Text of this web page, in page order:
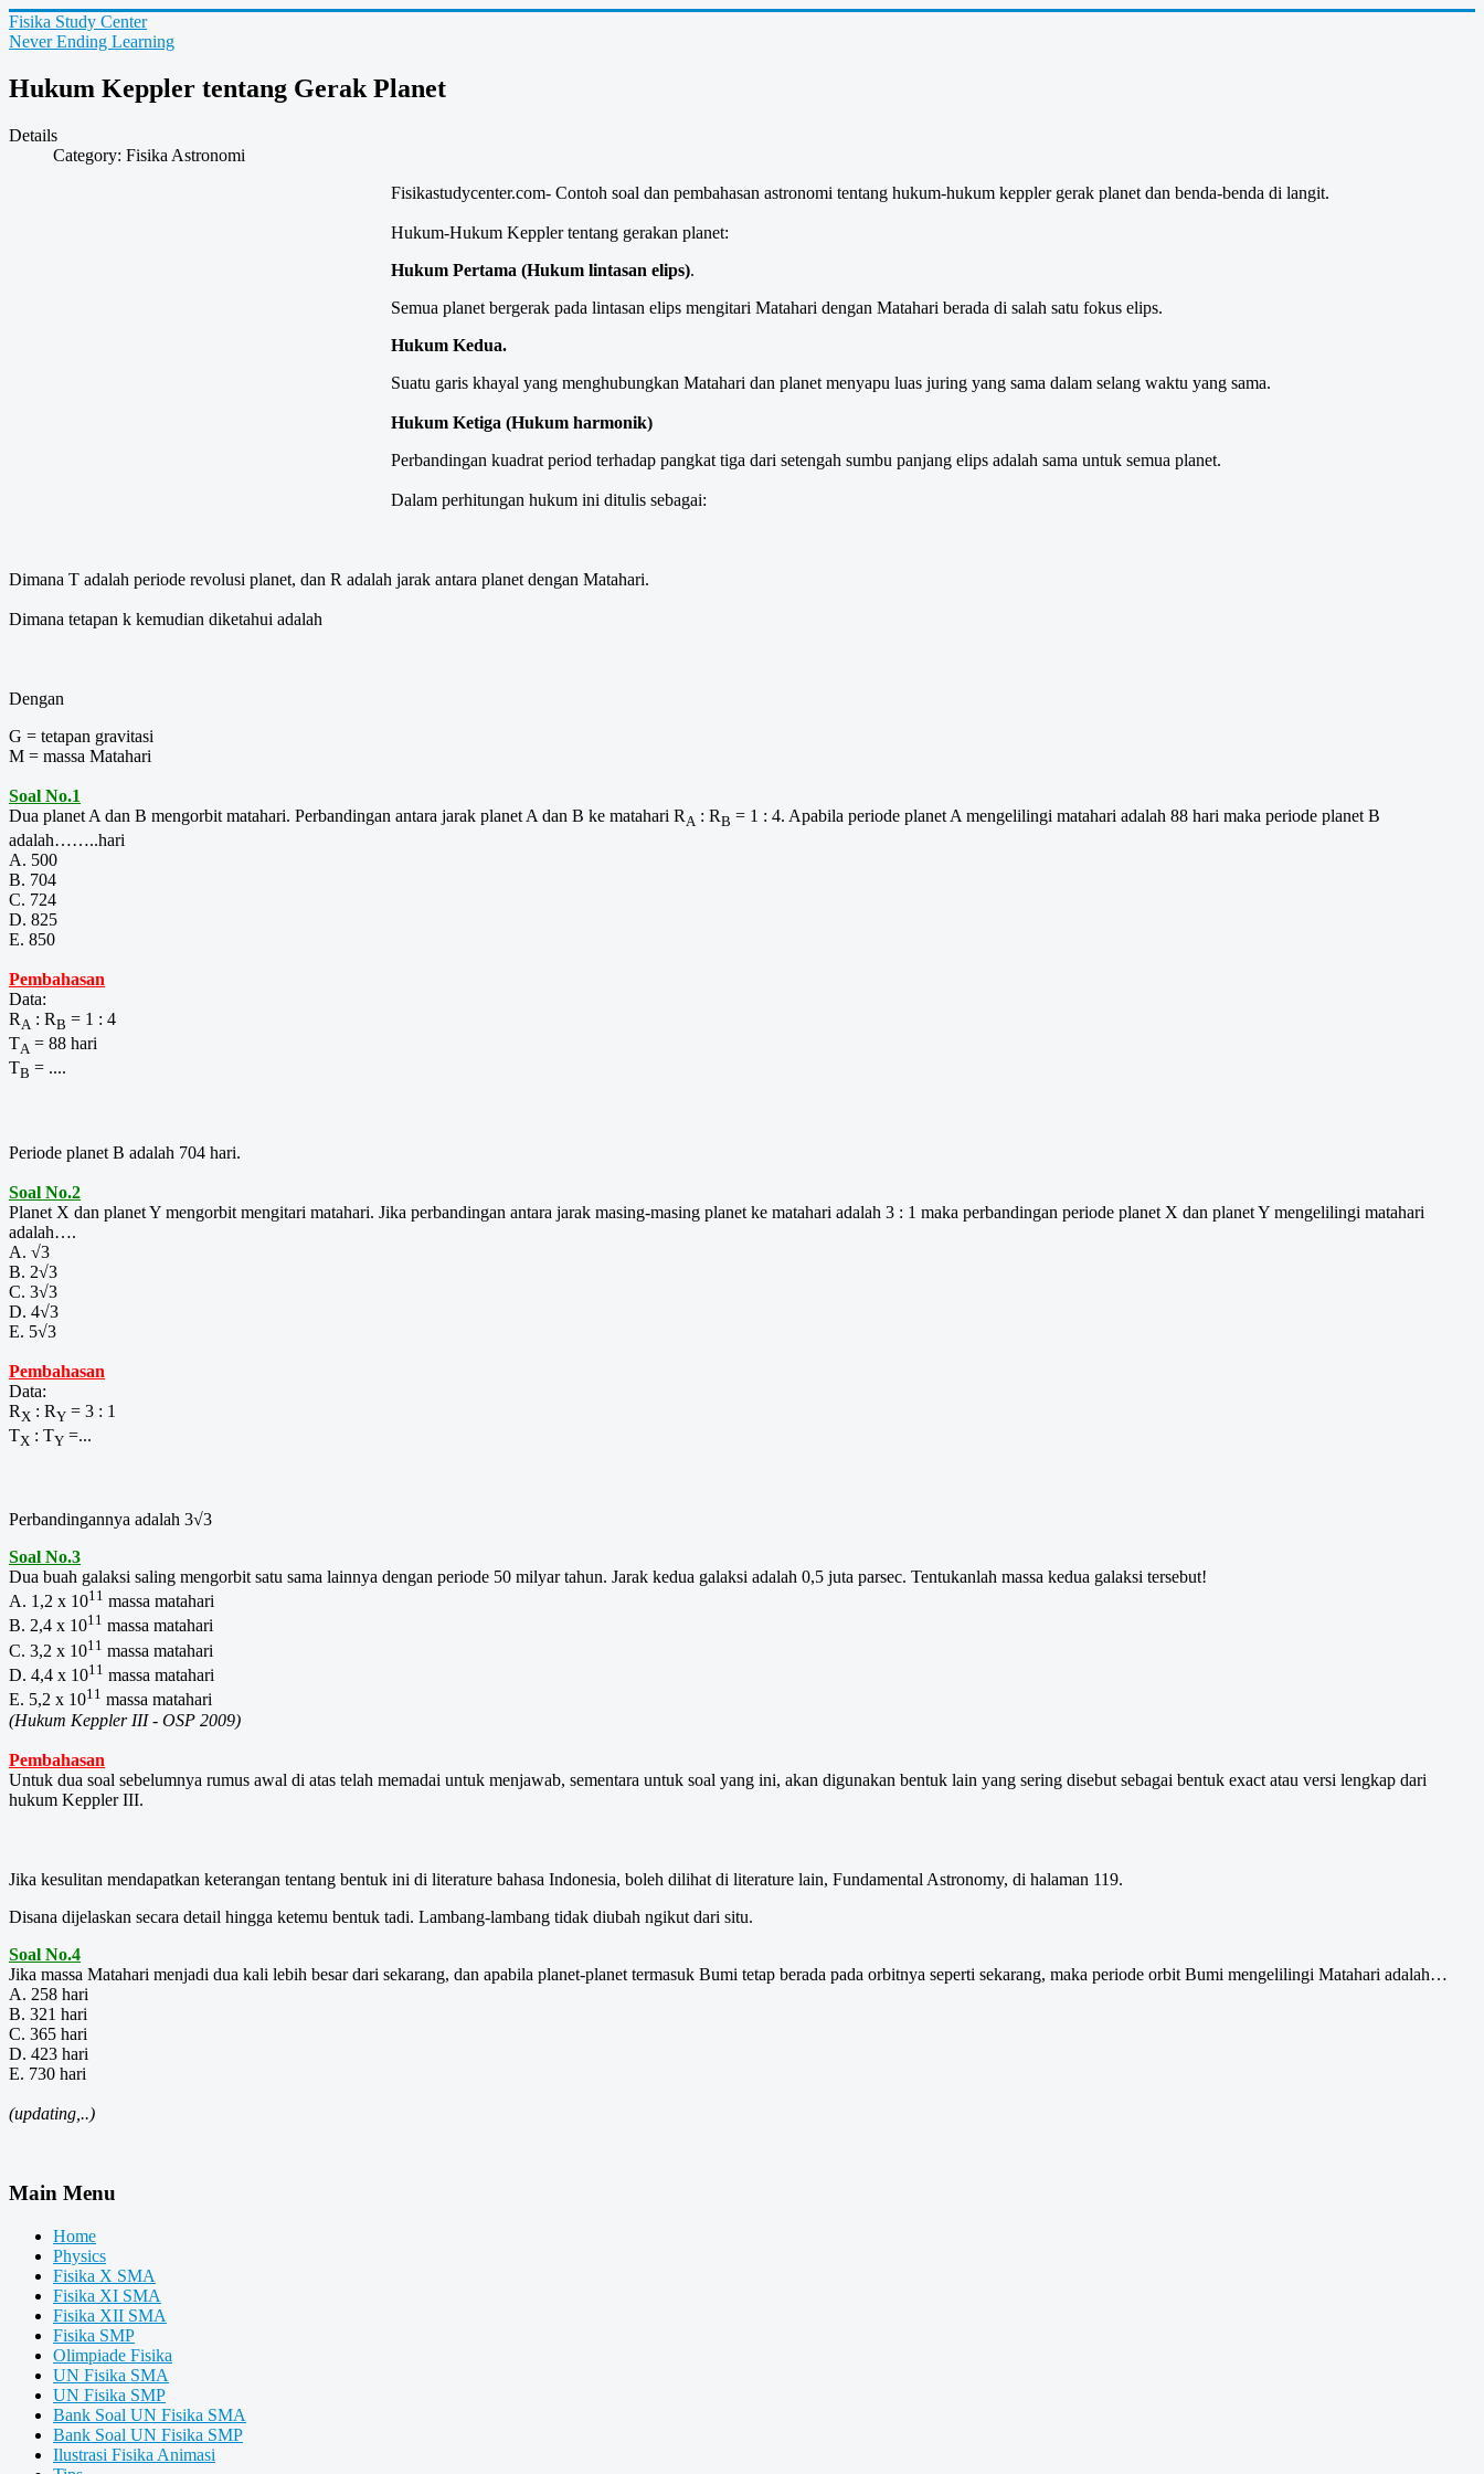
Fisika Study Center
Never Ending Learning
Hukum Keppler tentang Gerak Planet
Details
Category: Fisika Astronomi
Fisikastudycenter.com- Contoh soal dan pembahasan astronomi tentang hukum-hukum keppler gerak planet dan benda-benda di langit.
Hukum-Hukum Keppler tentang gerakan planet:
Hukum Pertama (Hukum lintasan elips).
Semua planet bergerak pada lintasan elips mengitari Matahari dengan Matahari berada di salah satu fokus elips.
Hukum Kedua.
Suatu garis khayal yang menghubungkan Matahari dan planet menyapu luas juring yang sama dalam selang waktu yang sama.
Hukum Ketiga (Hukum harmonik)
Perbandingan kuadrat period terhadap pangkat tiga dari setengah sumbu panjang elips adalah sama untuk semua planet.
Dalam perhitungan hukum ini ditulis sebagai:
Dimana T adalah periode revolusi planet, dan R adalah jarak antara planet dengan Matahari.
Dimana tetapan k kemudian diketahui adalah
Dengan
G = tetapan gravitasi
M = massa Matahari
Soal No.1
Dua planet A dan B mengorbit matahari. Perbandingan antara jarak planet A dan B ke matahari RA : RB = 1 : 4. Apabila periode planet A mengelilingi matahari adalah 88 hari maka periode planet B
adalah……..hari
A. 500
B. 704
C. 724
D. 825
E. 850
Pembahasan
Data:
RA : RB = 1 : 4
TA = 88 hari
TB = ....
Periode planet B adalah 704 hari.
Soal No.2
Planet X dan planet Y mengorbit mengitari matahari. Jika perbandingan antara jarak masing-masing planet ke matahari adalah 3 : 1 maka perbandingan periode planet X dan planet Y mengelilingi matahari
adalah….
A. √3
B. 2√3
C. 3√3
D. 4√3
E. 5√3
Pembahasan
Data:
RX : RY = 3 : 1
TX : TY =...
Perbandingannya adalah 3√3
Soal No.3
Dua buah galaksi saling mengorbit satu sama lainnya dengan periode 50 milyar tahun. Jarak kedua galaksi adalah 0,5 juta parsec. Tentukanlah massa kedua galaksi tersebut!
A. 1,2 x 1011 massa matahari
B. 2,4 x 1011 massa matahari
C. 3,2 x 1011 massa matahari
D. 4,4 x 1011 massa matahari
E. 5,2 x 1011 massa matahari
(Hukum Keppler III - OSP 2009)
Pembahasan
Untuk dua soal sebelumnya rumus awal di atas telah memadai untuk menjawab, sementara untuk soal yang ini, akan digunakan bentuk lain yang sering disebut sebagai bentuk exact atau versi lengkap dari
hukum Keppler III.
Jika kesulitan mendapatkan keterangan tentang bentuk ini di literature bahasa Indonesia, boleh dilihat di literature lain, Fundamental Astronomy, di halaman 119.
Disana dijelaskan secara detail hingga ketemu bentuk tadi. Lambang-lambang tidak diubah ngikut dari situ.
Soal No.4
Jika massa Matahari menjadi dua kali lebih besar dari sekarang, dan apabila planet-planet termasuk Bumi tetap berada pada orbitnya seperti sekarang, maka periode orbit Bumi mengelilingi Matahari adalah…
A. 258 hari
B. 321 hari
C. 365 hari
D. 423 hari
E. 730 hari
(updating,..)
Main Menu
Home
Physics
Fisika X SMA
Fisika XI SMA
Fisika XII SMA
Fisika SMP
Olimpiade Fisika
UN Fisika SMA
UN Fisika SMP
Bank Soal UN Fisika SMA
Bank Soal UN Fisika SMP
Ilustrasi Fisika Animasi